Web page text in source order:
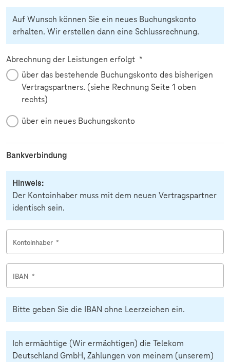
Auf Wunsch können Sie ein neues Buchungskonto
erhalten. Wir erstellen dann eine Schlussrechnung.
Abrechnung der Leistungen erfolgt Pflichtfeld
*
über das bestehende Buchungskonto des bisherigen
Vertragspartners. (siehe Rechnung Seite 1 oben
rechts)
über ein neues Buchungskonto
Bankverbindung
Hinweis:
Der Kontoinhaber muss mit dem neuen Vertragspartner
identisch sein.
Kontoinhaber *
IBAN *
Bitte geben Sie die IBAN ohne Leerzeichen ein.
Ich ermächtige (Wir ermächtigen) die Telekom
Deutschland GmbH, Zahlungen von meinem (unserem)